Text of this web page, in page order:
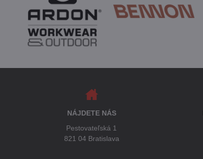
NÁJDETE NÁS
Pestovateľská 1
821 04 Bratislava